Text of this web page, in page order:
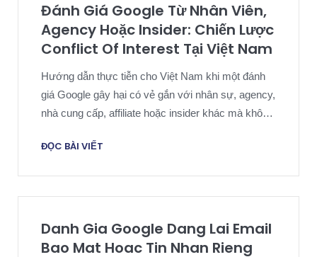
Đánh Giá Google Từ Nhân Viên,
Agency Hoặc Insider: Chiến Lược
Conflict Of Interest Tại Việt Nam
Hướng dẫn thực tiễn cho Việt Nam khi một đánh
giá Google gây hại có vẻ gắn với nhân sự, agency,
nhà cung cấp, affiliate hoặc insider khác mà không
ĐỌC BÀI VIẾT
Danh Gia Google Dang Lai Email
Bao Mat Hoac Tin Nhan Rieng